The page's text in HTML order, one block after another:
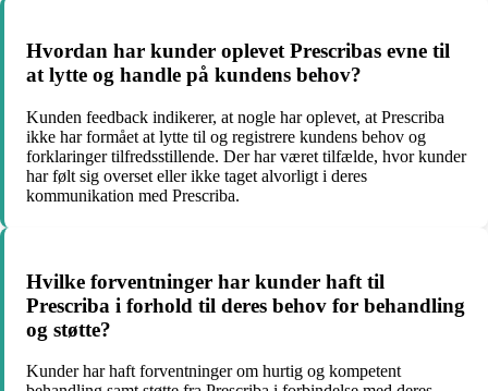
Hvordan har kunder oplevet Prescribas evne til
at lytte og handle på kundens behov?
Kunden feedback indikerer, at nogle har oplevet, at Prescriba
ikke har formået at lytte til og registrere kundens behov og
forklaringer tilfredsstillende. Der har været tilfælde, hvor kunder
har følt sig overset eller ikke taget alvorligt i deres
kommunikation med Prescriba.
Hvilke forventninger har kunder haft til
Prescriba i forhold til deres behov for behandling
og støtte?
Kunder har haft forventninger om hurtig og kompetent